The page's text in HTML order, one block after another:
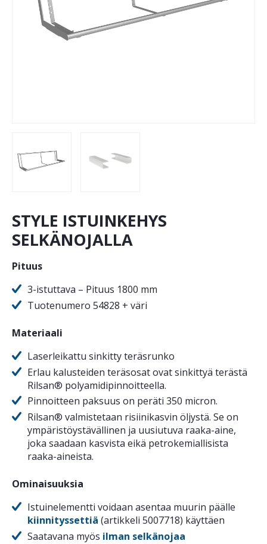
STYLE ISTUINKEHYS
SELKÄNOJALLA
Pituus
3-istuttava – Pituus 1800 mm
Tuotenumero 54828 + väri
Materiaali
Laserleikattu sinkitty teräsrunko
Erlau kalusteiden teräsosat ovat sinkittyä terästä
Rilsan® polyamidipinnoitteella.
Pinnoitteen paksuus on peräti 350 micron.
Rilsan® valmistetaan risiinikasvin öljystä. Se on
ympäristöystävällinen ja uusiutuva raaka-aine,
joka saadaan kasvista eikä petrokemiallisista
raaka-aineista.
Ominaisuuksia
Istuinelementti voidaan asentaa muurin päälle
kiinnityssettiä (artikkeli 5007718) käyttäen
Saatavana myös ilman selkänojaa